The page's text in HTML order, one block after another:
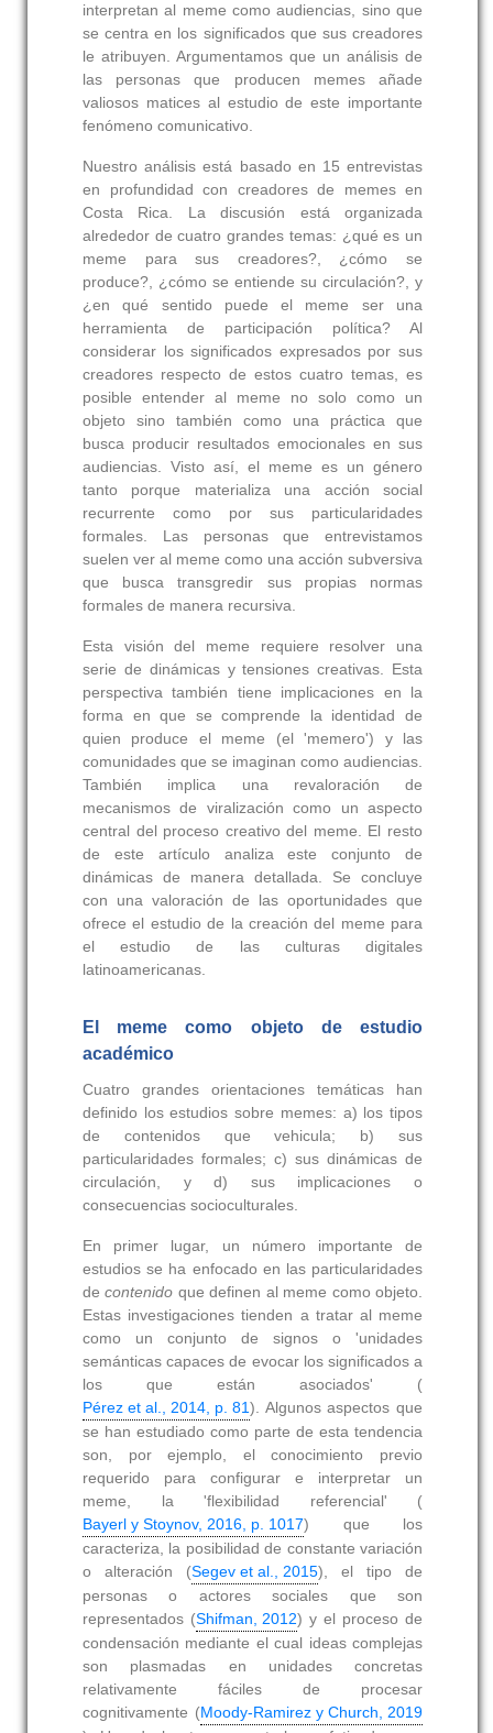
interpretan al meme como audiencias, sino que
se centra en los significados que sus creadores
le atribuyen. Argumentamos que un análisis de
las personas que producen memes añade
valiosos matices al estudio de este importante
fenómeno comunicativo.
Nuestro análisis está basado en 15 entrevistas
en profundidad con creadores de memes en
Costa Rica. La discusión está organizada
alrededor de cuatro grandes temas: ¿qué es un
meme para sus creadores?, ¿cómo se
produce?, ¿cómo se entiende su circulación?, y
¿en qué sentido puede el meme ser una
herramienta de participación política? Al
considerar los significados expresados por sus
creadores respecto de estos cuatro temas, es
posible entender al meme no solo como un
objeto sino también como una práctica que
busca producir resultados emocionales en sus
audiencias. Visto así, el meme es un género
tanto porque materializa una acción social
recurrente como por sus particularidades
formales. Las personas que entrevistamos
suelen ver al meme como una acción subversiva
que busca transgredir sus propias normas
formales de manera recursiva.
Esta visión del meme requiere resolver una
serie de dinámicas y tensiones creativas. Esta
perspectiva también tiene implicaciones en la
forma en que se comprende la identidad de
quien produce el meme (el 'memero') y las
comunidades que se imaginan como audiencias.
También implica una revaloración de
mecanismos de viralización como un aspecto
central del proceso creativo del meme. El resto
de este artículo analiza este conjunto de
dinámicas de manera detallada. Se concluye
con una valoración de las oportunidades que
ofrece el estudio de la creación del meme para
el estudio de las culturas digitales
latinoamericanas.
El meme como objeto de estudio
académico
Cuatro grandes orientaciones temáticas han
definido los estudios sobre memes: a) los tipos
de contenidos que vehicula; b) sus
particularidades formales; c) sus dinámicas de
circulación, y d) sus implicaciones o
consecuencias socioculturales.
En primer lugar, un número importante de
estudios se ha enfocado en las particularidades
decontenido que definen al meme como objeto.
Estas investigaciones tienden a tratar al meme
como un conjunto de signos o 'unidades
semánticas capaces de evocar los significados a
los que están asociados' (
Pérez et al., 2014, p. 81). Algunos aspectos que
se han estudiado como parte de esta tendencia
son, por ejemplo, el conocimiento previo
requerido para configurar e interpretar un
meme, la 'flexibilidad referencial' (
Bayerl y Stoynov, 2016, p. 1017) que los
caracteriza, la posibilidad de constante variación
o alteración (Segev et al., 2015), el tipo de
personas o actores sociales que son
representados (Shifman, 2012) y el proceso de
condensación mediante el cual ideas complejas
son plasmadas en unidades concretas
relativamente fáciles de procesar
cognitivamente (Moody-Ramirez y Church, 2019